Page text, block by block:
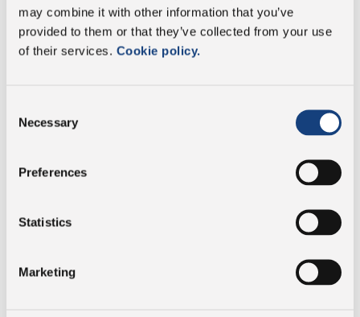
may combine it with other information that you’ve
provided to them or that they’ve collected from your use
of their services. Cookie policy.
Selection
Necessary
Preferences
Statistics
Marketing